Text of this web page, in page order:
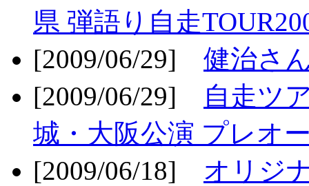
県 弾語り自走
[2009/06/29] 健治さ
[2009/06/29]
自走ツ
城・大阪公演 プレオ
[2009/06/18] オリジ